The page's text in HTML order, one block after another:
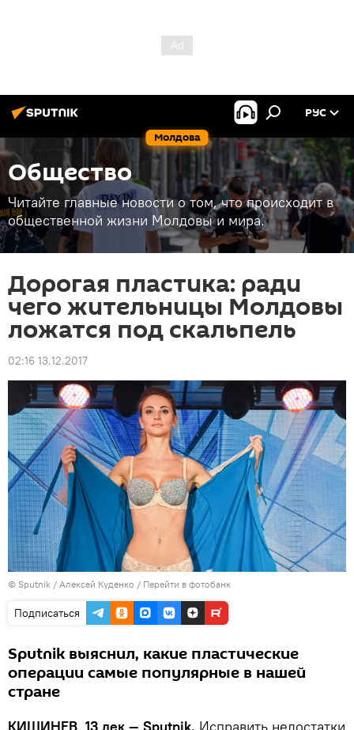
Молдова
РУС
Общество
Читайте главные новости о том, что происходит в
общественной жизни Молдовы и мира.
Дорогая пластика: ради
чего жительницы Молдовы
ложатся под скальпель
02:16 13.12.2017
© Sputnik / Алексей Куденко / Перейти в фотобанк
Подписаться
Sputnik выяснил, какие пластические
операции самые популярные в нашей
стране
КИШИНЕВ, 13 дек — Sputnik. Исправить недостатки